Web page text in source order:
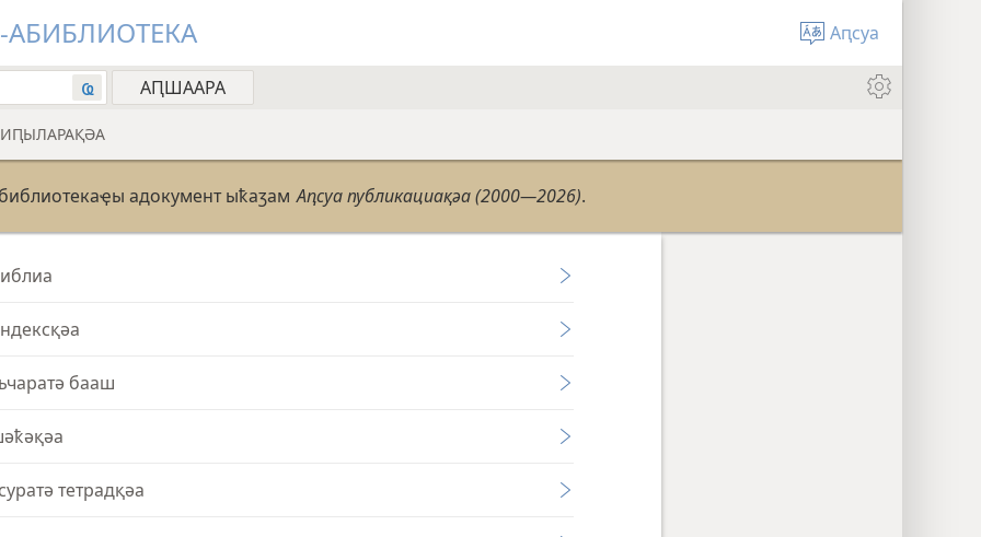
АБИБЛИОТЕКА Аԥсуа
ҩ
адокумент ыҟаӡам Аԥсуа публикациақәа (2000—2026).
бааш
тетрадқәа